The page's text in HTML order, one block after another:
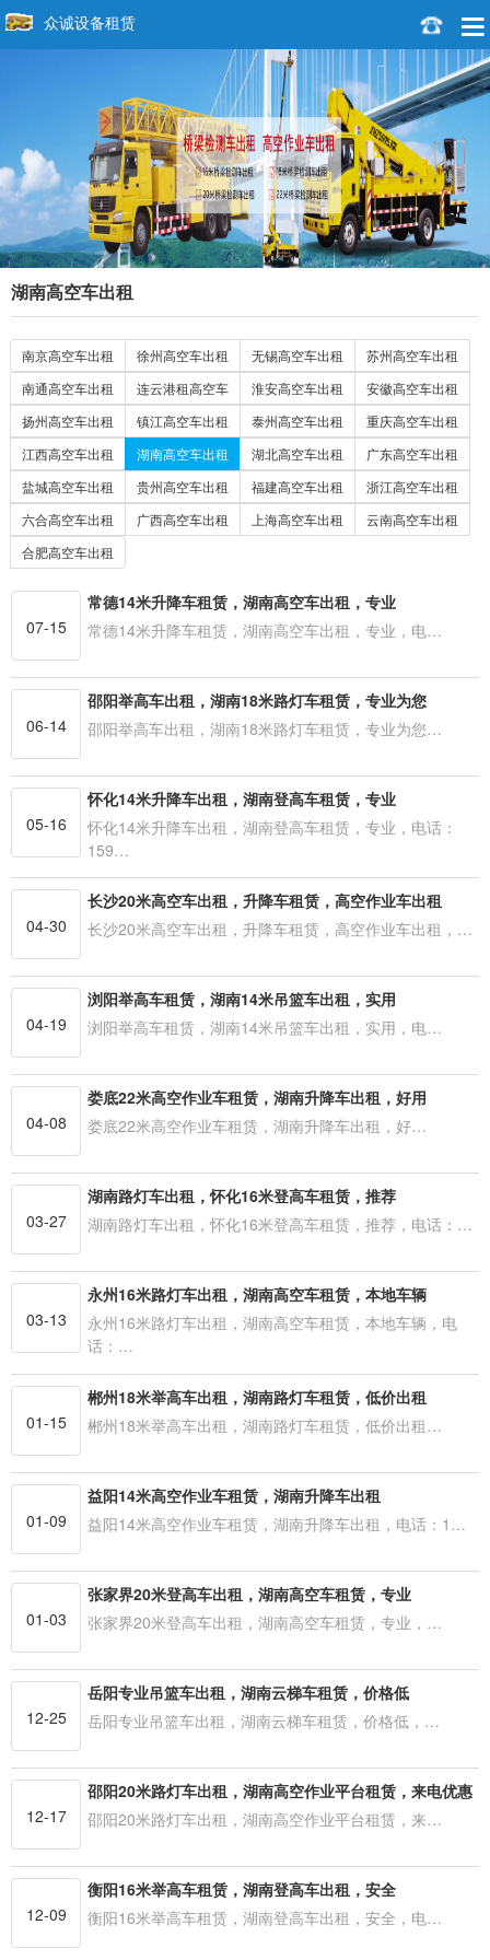
众诚设备租赁
湖南高空车出租
南京高空车出租 徐州高空车出租 无锡高空车出租
苏州高空车出租
南通高空车出租
连云港租高空车 淮安高空车出租
安徽高空车出租
扬州高空车出租
镇江高空车出租 泰州高空车出租
重庆高空车出租
江西高空车出租
湖南高空车出租 湖北高空车出租
广东高空车出租
盐城高空车出租
贵州高空车出租 福建高空车出租
浙江高空车出租
六合高空车出租
广西高空车出租 上海高空车出租
云南高空车出租
合肥高空车出租
07-15
常德14米升降车租赁，湖南高空车出租，专业
常德14米升降车租赁，湖南高空车出租，专业，电…
06-14
邵阳举高车出租，湖南18米路灯车租赁，专业为您
邵阳举高车出租，湖南18米路灯车租赁，专业为您…
05-16
怀化14米升降车出租，湖南登高车租赁，专业
怀化14米升降车出租，湖南登高车租赁，专业，电话：
159…
04-30
长沙20米高空车出租，升降车租赁，高空作业车出租
长沙20米高空车出租，升降车租赁，高空作业车出租，…
04-19
浏阳举高车租赁，湖南14米吊篮车出租，实用
浏阳举高车租赁，湖南14米吊篮车出租，实用，电…
04-08
娄底22米高空作业车租赁，湖南升降车出租，好用
娄底22米高空作业车租赁，湖南升降车出租，好…
03-27
湖南路灯车出租，怀化16米登高车租赁，推荐
湖南路灯车出租，怀化16米登高车租赁，推荐，电话：…
03-13
永州16米路灯车出租，湖南高空车租赁，本地车辆
永州16米路灯车出租，湖南高空车租赁，本地车辆，电
话：…
01-15
郴州18米举高车出租，湖南路灯车租赁，低价出租
郴州18米举高车出租，湖南路灯车租赁，低价出租…
01-09
益阳14米高空作业车租赁，湖南升降车出租
益阳14米高空作业车租赁，湖南升降车出租，电话：1…
01-03
张家界20米登高车出租，湖南高空车租赁，专业
张家界20米登高车出租，湖南高空车租赁，专业，…
12-25
岳阳专业吊篮车出租，湖南云梯车租赁，价格低
岳阳专业吊篮车出租，湖南云梯车租赁，价格低，…
12-17
邵阳20米路灯车出租，湖南高空作业平台租赁，来电优惠
邵阳20米路灯车出租，湖南高空作业平台租赁，来…
12-09
衡阳16米举高车租赁，湖南登高车出租，安全
衡阳16米举高车租赁，湖南登高车出租，安全，电…